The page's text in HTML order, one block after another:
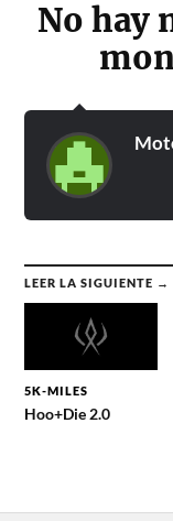
No hay
LEER LA SIGUIENTE →
5K-MILES
Hoo+Die 2.0